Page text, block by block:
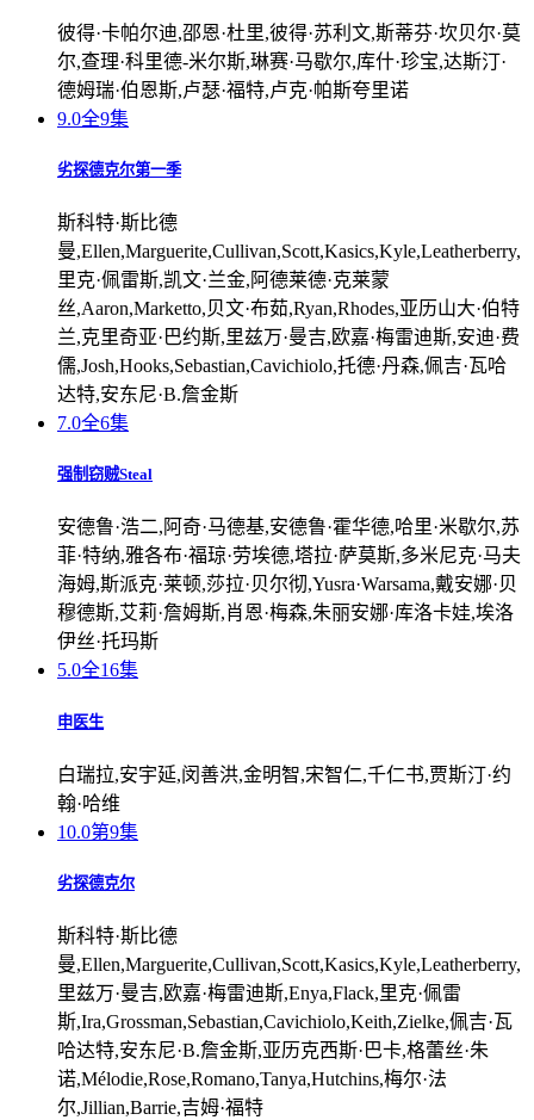
彼得·卡帕尔迪,邵恩·杜里,彼得·苏利文,斯蒂芬·坎贝尔·莫
尔,查理·科里德-米尔斯,琳赛·马歇尔,库什·珍宝,达斯汀·
德姆瑞·伯恩斯,卢瑟·福特,卢克·帕斯夸里诺
9.0全9集
劣探德克尔第一季
斯科特·斯比德
曼,Ellen,Marguerite,Cullivan,Scott,Kasics,Kyle,Leatherberry,
里克·佩雷斯,凯文·兰金,阿德莱德·克莱蒙
丝,Aaron,Marketto,贝文·布茹,Ryan,Rhodes,亚历山大·伯特
兰,克里奇亚·巴约斯,里兹万·曼吉,欧嘉·梅雷迪斯,安迪·费
儒,Josh,Hooks,Sebastian,Cavichiolo,托德·丹森,佩吉·瓦哈
达特,安东尼·B.詹金斯
7.0全6集
强制窃贼Steal
安德鲁·浩二,阿奇·马德基,安德鲁·霍华德,哈里·米歇尔,苏
菲·特纳,雅各布·福琼·劳埃德,塔拉·萨莫斯,多米尼克·马夫
海姆,斯派克·莱顿,莎拉·贝尔彻,Yusra·Warsama,戴安娜·贝
穆德斯,艾莉·詹姆斯,肖恩·梅森,朱丽安娜·库洛卡娃,埃洛
伊丝·托玛斯
5.0全16集
申医生
白瑞拉,安宇延,闵善洪,金明智,宋智仁,千仁书,贾斯汀·约
翰·哈维
10.0第9集
劣探德克尔
斯科特·斯比德
曼,Ellen,Marguerite,Cullivan,Scott,Kasics,Kyle,Leatherberry,
里兹万·曼吉,欧嘉·梅雷迪斯,Enya,Flack,里克·佩雷
斯,Ira,Grossman,Sebastian,Cavichiolo,Keith,Zielke,佩吉·瓦
哈达特,安东尼·B.詹金斯,亚历克西斯·巴卡,格蕾丝·朱
诺,Mélodie,Rose,Romano,Tanya,Hutchins,梅尔·法
尔,Jillian,Barrie,吉姆·福特